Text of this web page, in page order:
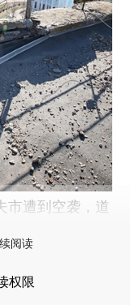
市遭到空袭，道
阅读
权限